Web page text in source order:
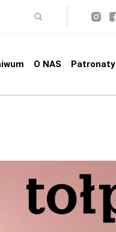
O NAS Patronaty